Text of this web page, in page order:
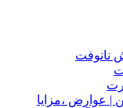
نانوفت
| عوارض ،مزایا